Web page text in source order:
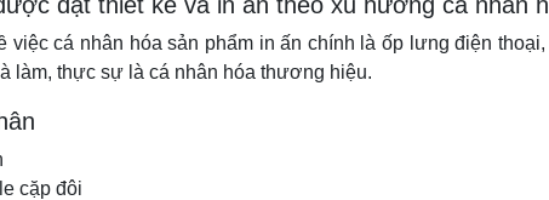
việc cá nhân hóa sản phẩm in ấn chính là ốp lưng điện
làm, thực sự là cá nhân hóa thương hiệu.
cặp đôi